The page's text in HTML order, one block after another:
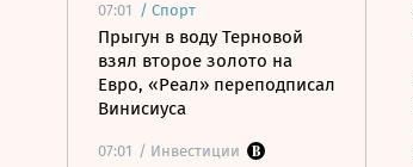
07:01 / Спорт
Прыгун в воду Терновой
взял второе золото на
Евро, «Реал» переподписал
Винисиуса
07:01 / Инвестиции